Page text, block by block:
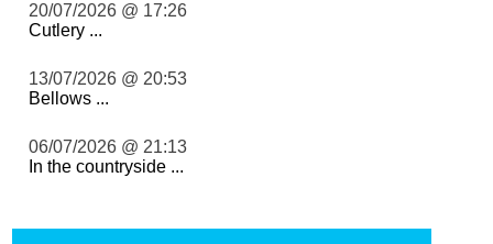
20/07/2026 @ 17:26
Cutlery ...
13/07/2026 @ 20:53
Bellows ...
06/07/2026 @ 21:13
In the countryside ...